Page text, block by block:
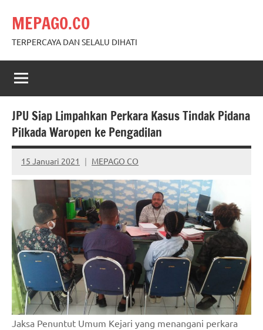
content
MEPAGO.CO
TERPERCAYA DAN SELALU DIHATI
JPU Siap Limpahkan Perkara Kasus Tindak Pidana
Pilkada Waropen ke Pengadilan
15 Januari 2021 MEPAGO CO
No
comments
Jaksa Penuntut Umum Kejari yang menangani perkara